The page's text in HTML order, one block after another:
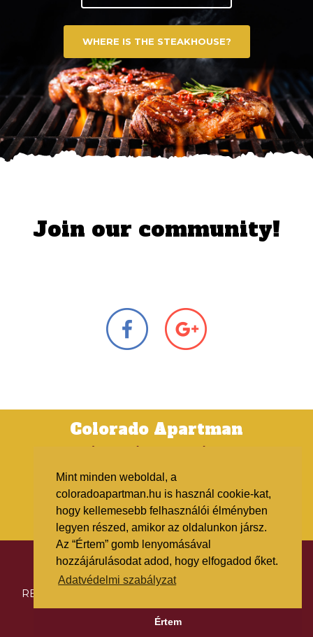
Mint minden weboldal, a
coloradoapartman.hu is használ cookie-kat,
hogy kellemesebb felhasználói élményben
legyen részed, amikor az oldalunkon jársz.
Az “Értem” gomb lenyomásával
hozzájárulásodat adod, hogy elfogadod őket.
Adatvédelmi szabályzat
Értem
WHERE IS THE STEAKHOUSE?
Join our community!
Colorado Apartman
4431 NYÍREGYHÁZA, BERENÁT UTCA 34.
BOOKING@COLORADOAPARTMAN.HU
WWW.COLORADOAPARTMAN.HU
2018 COLORADO APARTMAN | ALL RIGHTS
RESERVED
ADATVÉDELMI SZABÁLYZAT